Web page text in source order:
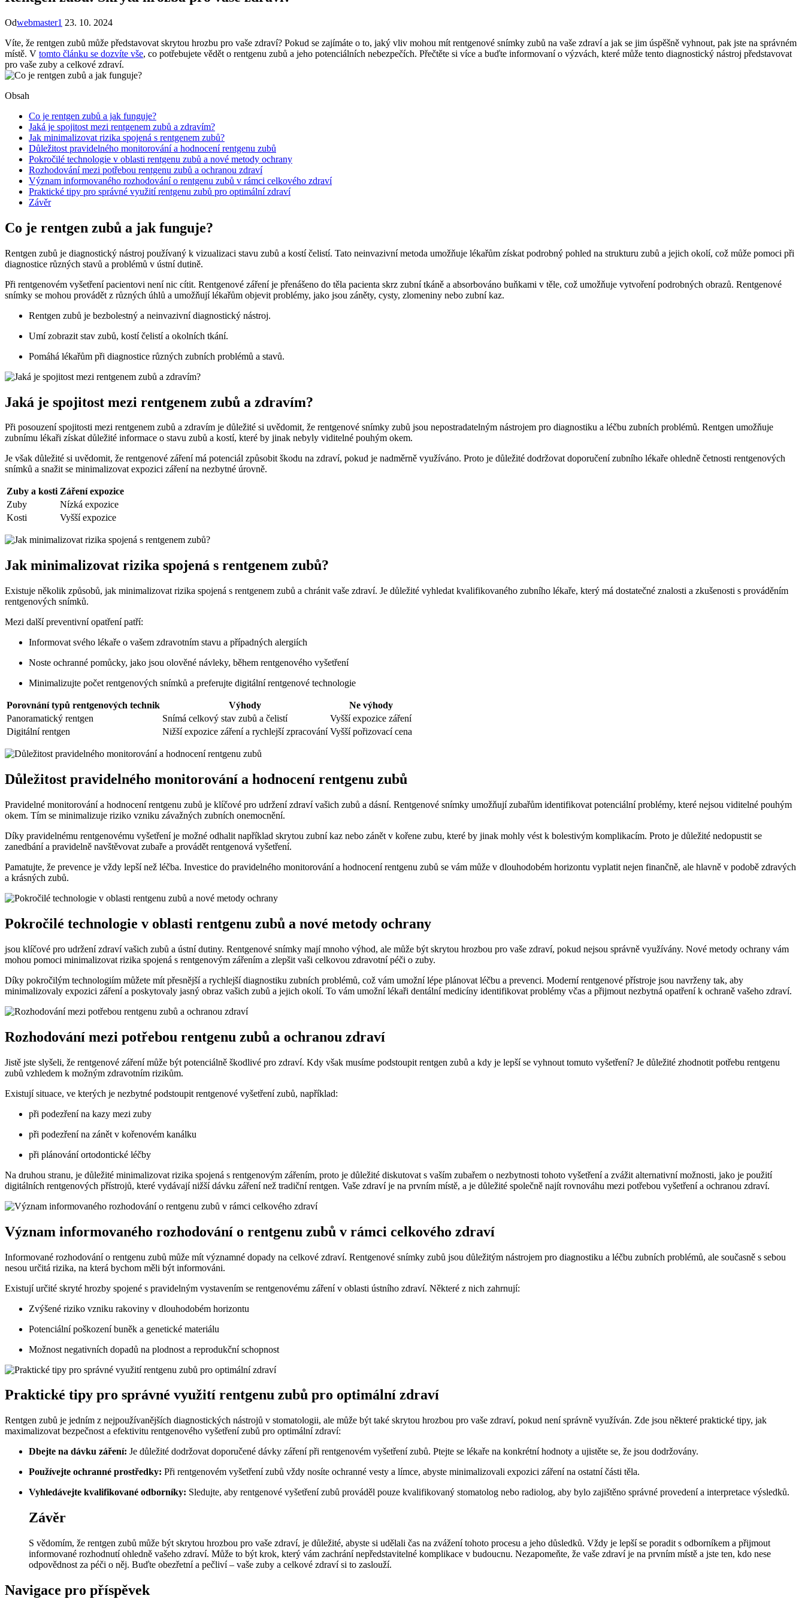
Odwebmaster1 23. 10. 2024
Víte, že rentgen zubů může představovat skrytou hrozbu pro vaše zdraví? Pokud se zajímáte o to, jaký vliv mohou mít rentgenové snímky zubů na vaše zdraví a jak se jim úspěšně vyhnout, pak jste na správném
místě. V tomto článku se dozvíte vše, co potřebujete vědět o rentgenu zubů a jeho potenciálních nebezpečích. Přečtěte si více a buďte informovaní o výzvách, které může tento diagnostický nástroj představovat
pro vaše zuby a celkové zdraví.
Obsah
Co je rentgen zubů a jak funguje?
Jaká je spojitost mezi rentgenem zubů a zdravím?
Jak minimalizovat rizika spojená s rentgenem zubů?
Důležitost pravidelného monitorování a hodnocení rentgenu zubů
Pokročilé technologie v oblasti rentgenu zubů a nové metody ochrany
Rozhodování mezi potřebou rentgenu zubů a ochranou zdraví
Význam informovaného rozhodování o rentgenu zubů v rámci celkového zdraví
Praktické tipy pro správné využití rentgenu zubů pro optimální zdraví
Závěr
Co je rentgen zubů a jak funguje?
Rentgen zubů je diagnostický nástroj používaný k vizualizaci stavu zubů a kostí čelistí. Tato neinvazivní metoda umožňuje lékařům získat podrobný pohled na strukturu zubů a jejich okolí, což může pomoci při
diagnostice různých stavů a problémů v ústní dutině.
Při rentgenovém vyšetření pacientovi není nic cítit. Rentgenové záření je přenášeno do těla pacienta skrz zubní tkáně a absorbováno buňkami v těle, což umožňuje vytvoření podrobných obrazů. Rentgenové
snímky se mohou provádět z různých úhlů a umožňují lékařům objevit problémy, jako jsou záněty, cysty, zlomeniny nebo zubní kaz.
Rentgen zubů je bezbolestný a neinvazivní diagnostický nástroj.
Umí zobrazit stav zubů, kostí čelistí a okolních tkání.
Pomáhá lékařům při diagnostice různých zubních problémů a stavů.
Jaká je spojitost mezi rentgenem zubů a zdravím?
Při posouzení spojitosti mezi rentgenem zubů a zdravím je důležité si uvědomit, že rentgenové snímky zubů jsou nepostradatelným nástrojem pro diagnostiku a léčbu zubních problémů. Rentgen umožňuje
zubnímu lékaři získat důležité informace o stavu zubů a kostí, které by jinak nebyly viditelné pouhým okem.
Je však důležité si uvědomit, že rentgenové záření má potenciál způsobit škodu na zdraví, pokud je nadměrně využíváno. Proto je důležité dodržovat doporučení zubního lékaře ohledně četnosti rentgenových
snímků a snažit se minimalizovat expozici záření na nezbytné úrovně.
Zuby a kosti Záření expozice
Zuby
Nízká expozice
Kosti
Vyšší expozice
Jak minimalizovat rizika spojená s rentgenem zubů?
Existuje několik způsobů, jak minimalizovat rizika spojená s rentgenem zubů a chránit vaše zdraví. Je důležité vyhledat kvalifikovaného zubního lékaře, který má dostatečné znalosti a zkušenosti s prováděním
rentgenových snímků.
Mezi další preventivní opatření patří:
Informovat svého lékaře o vašem zdravotním stavu a případných alergiích
Noste ochranné pomůcky, jako jsou olověné návleky, během rentgenového vyšetření
Minimalizujte počet rentgenových snímků a preferujte digitální rentgenové technologie
Porovnání typů rentgenových technik Výhody
Ne výhody
Panoramatický rentgen
Snímá celkový stav zubů a čelistí
Vyšší expozice záření
Digitální rentgen
Nižší expozice záření a rychlejší zpracování Vyšší pořizovací cena
Důležitost pravidelného monitorování a hodnocení rentgenu zubů
Pravidelné monitorování a hodnocení rentgenu zubů je klíčové pro udržení zdraví vašich zubů a dásní. Rentgenové snímky umožňují zubařům identifikovat potenciální problémy, které nejsou viditelné pouhým
okem. Tím se minimalizuje riziko vzniku závažných zubních onemocnění.
Díky pravidelnému rentgenovému vyšetření je možné odhalit například skrytou zubní kaz nebo zánět v kořene zubu, které by jinak mohly vést k bolestivým komplikacím. Proto je důležité nedopustit se
zanedbání a pravidelně navštěvovat zubaře a provádět rentgenová vyšetření.
Pamatujte, že prevence je vždy lepší než léčba. Investice do pravidelného monitorování a hodnocení rentgenu zubů se vám může v dlouhodobém horizontu vyplatit nejen finančně, ale hlavně v podobě zdravých
a krásných zubů.
Pokročilé technologie v oblasti rentgenu zubů a nové metody ochrany
jsou klíčové pro udržení zdraví vašich zubů a ústní dutiny. Rentgenové snímky mají mnoho výhod, ale může být skrytou hrozbou pro vaše zdraví, pokud nejsou správně využívány. Nové metody ochrany vám
mohou pomoci minimalizovat rizika spojená s rentgenovým zářením a zlepšit vaši celkovou zdravotní péči o zuby.
Díky pokročilým technologiím můžete mít přesnější a rychlejší diagnostiku zubních problémů, což vám umožní lépe plánovat léčbu a prevenci. Moderní rentgenové přístroje jsou navrženy tak, aby
minimalizovaly expozici záření a poskytovaly jasný obraz vašich zubů a jejich okolí. To vám umožní lékaři dentální medicíny identifikovat problémy včas a přijmout nezbytná opatření k ochraně vašeho zdraví.
Rozhodování mezi potřebou rentgenu zubů a ochranou zdraví
Jistě jste slyšeli, že rentgenové záření může být potenciálně škodlivé pro zdraví. Kdy však musíme podstoupit rentgen zubů a kdy je lepší se vyhnout tomuto vyšetření? Je důležité zhodnotit potřebu rentgenu
zubů vzhledem k možným zdravotním rizikům.
Existují situace, ve kterých je nezbytné podstoupit rentgenové vyšetření zubů, například:
při podezření na kazy mezi zuby
při podezření na zánět v kořenovém kanálku
při plánování ortodontické léčby
Na druhou stranu, je důležité minimalizovat rizika spojená s rentgenovým zářením, proto je důležité diskutovat s vaším zubařem o nezbytnosti tohoto vyšetření a zvážit alternativní možnosti, jako je použití
digitálních rentgenových přístrojů, které vydávají nižší dávku záření než tradiční rentgen. Vaše zdraví je na prvním místě, a je důležité společně najít rovnováhu mezi potřebou vyšetření a ochranou zdraví.
Význam informovaného rozhodování o rentgenu zubů v rámci celkového zdraví
Informované rozhodování o rentgenu zubů může mít významné dopady na celkové zdraví. Rentgenové snímky zubů jsou důležitým nástrojem pro diagnostiku a léčbu zubních problémů, ale současně s sebou
nesou určitá rizika, na která bychom měli být informováni.
Existují určité skryté hrozby spojené s pravidelným vystavením se rentgenovému záření v oblasti ústního zdraví. Některé z nich zahrnují:
Zvýšené riziko vzniku rakoviny v dlouhodobém horizontu
Potenciální poškození buněk a genetické materiálu
Možnost negativních dopadů na plodnost a reprodukční schopnost
Praktické tipy pro správné využití rentgenu zubů pro optimální zdraví
Rentgen zubů je jedním z nejpoužívanějších diagnostických nástrojů v stomatologii, ale může být také skrytou hrozbou pro vaše zdraví, pokud není správně využíván. Zde jsou některé praktické tipy, jak
maximalizovat bezpečnost a efektivitu rentgenového vyšetření zubů pro optimální zdraví:
Dbejte na dávku záření: Je důležité dodržovat doporučené dávky záření při rentgenovém vyšetření zubů. Ptejte se lékaře na konkrétní hodnoty a ujistěte se, že jsou dodržovány.
Používejte ochranné prostředky: Při rentgenovém vyšetření zubů vždy nosíte ochranné vesty a límce, abyste minimalizovali expozici záření na ostatní části těla.
Vyhledávejte kvalifikované odborníky: Sledujte, aby rentgenové vyšetření zubů prováděl pouze kvalifikovaný stomatolog nebo radiolog, aby bylo zajištěno správné provedení a interpretace výsledků.
Závěr
S vědomím, že rentgen zubů může být skrytou hrozbou pro vaše zdraví, je důležité, abyste si udělali čas na zvážení tohoto procesu a jeho důsledků. Vždy je lepší se poradit s odborníkem a přijmout
informované rozhodnutí ohledně vašeho zdraví. Může to být krok, který vám zachrání nepředstavitelné komplikace v budoucnu. Nezapomeňte, že vaše zdraví je na prvním místě a jste ten, kdo nese
odpovědnost za péči o něj. Buďte obezřetní a pečliví – vaše zuby a celkové zdraví si to zaslouží.
Navigace pro příspěvek